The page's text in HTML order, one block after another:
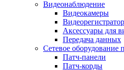
Видеонаблюдение
Видеокамеры
Аксессуары для
Передача данных
Сетевое оборудование
Патч-панели
Патч-корды